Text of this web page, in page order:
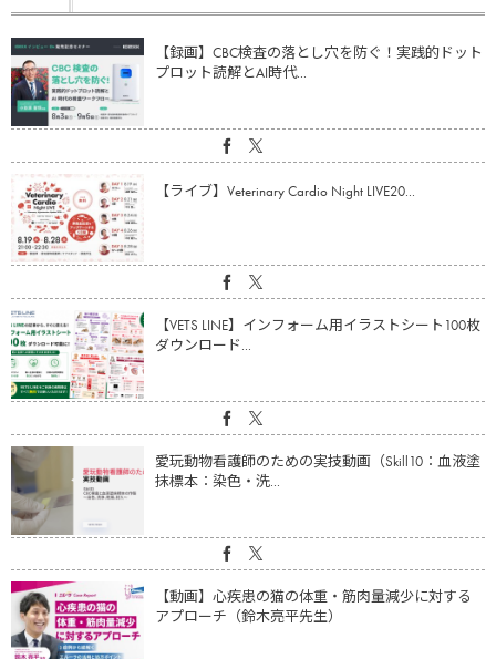
【録画】CBC検査の落とし穴を防ぐ！実践的ドット
プロット読解とAI時代...
【ライブ】Veterinary Cardio Night LIVE20...
【VETS LINE】インフォーム用イラストシート100枚
ダウンロード...
愛玩動物看護師のための実技動画（Skill10：血液塗
抹標本：染色・洗...
【動画】心疾患の猫の体重・筋肉量減少に対する
アプローチ（鈴木亮平先生）